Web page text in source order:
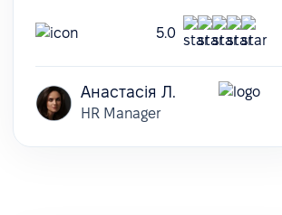
5.0
Анастасія Л.
HR Manager